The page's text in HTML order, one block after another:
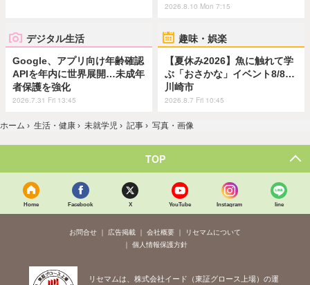
2026.8.10 Mon 7:15
デジタル生活
Google、アプリ向け年齢確認
APIを年内に世界展開…未成年
者保護を強化
2026.7.31 Fri 13:45
趣味・娯楽
【夏休み2026】魚に触れて学
ぶ「おさかな」イベント8/8…
川崎市
2026.8.7 Fri 10:45
ホーム › 生活・健康 › 未就学児 › 記事 › 写真・画像
TOP
Home Facebook X YouTube Instagram line
お問合せ 広告掲載 会社概要
リセマムについて
個人情報保護方針
リセマムは、株式会社イード（東証グロース上場）の運